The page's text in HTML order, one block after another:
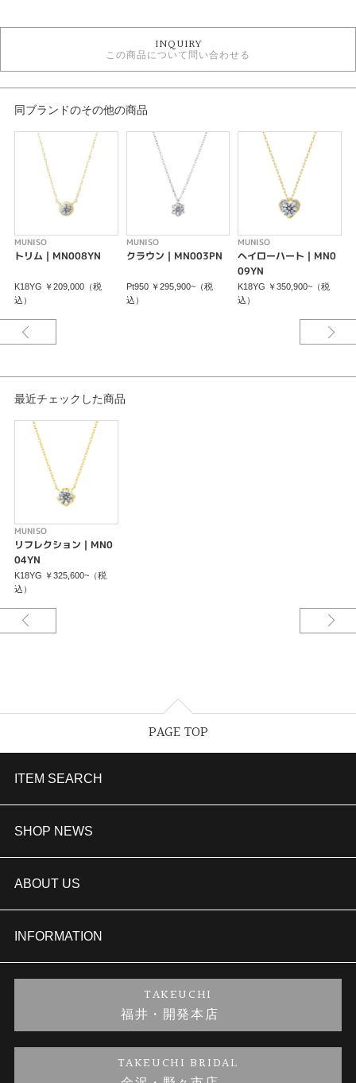
婚約ネックレス
リフレクション
リフレクションセッティングは、Timeless Platinumの精緻と、光を操るリフ
レクションセッティングが融合した美しいネックレスです。そのデザイン
は、まるでミラーボールのように光を捉え。繊細なラインが幾重にも重な
り、反射させ、眩いばかりの輝きを生み出します。
このネックレスは、特別な日の装いを一層華やかに彩り、日常のあらゆる瞬
間を輝きで満たします。独自のデザインと、厳選された最高品質のダイヤモ
＊中石が【0.20ct up・G-VS1-EX】の場合の料金です。グレードによって料
INQUIRY
この商品について問い合わせる
同ブランドのその他の商品
MUNISO
トリム｜MN008YN
K18YG ￥209,000（税
込）
MUNISO
クラウン｜MN003PN
Pt950 ￥295,900~（税
込）
MUNISO
ヘイローハート｜MN0
09YN
K18YG ￥350,900~（税
込）
最近チェックした商品
MUNISO
リフレクション｜MN0
04YN
K18YG ￥325,600~（税
込）
PAGE TOP
ITEM SEARCH
婚約指輪
結婚指輪
セットリング
婚約ネックレス
金・プラチナのお取引
SHOP NEWS
TAKEUCHI BRIDAL金沢本店情報
商品一覧
ブランドリスト
金澤指輪工房｜手作りペアリング
ABOUT US
会社概要
お客様の声
INFORMATION
TAKEUCHI
福井・開発本店
TAKEUCHI BRIDAL